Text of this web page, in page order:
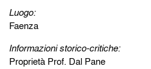
Luogo:
Faenza
Informazioni storico-critiche:
Proprietà Prof. Dal Pane